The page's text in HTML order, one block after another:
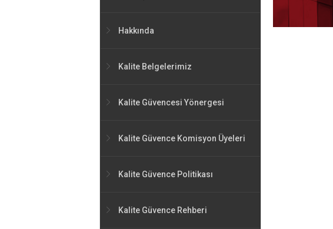
Hakkında
Kalite Belgelerimiz
Kalite Güvencesi Yönergesi
Kalite Güvence Komisyon Üyeleri
Kalite Güvence Politikası
Kalite Güvence Rehberi